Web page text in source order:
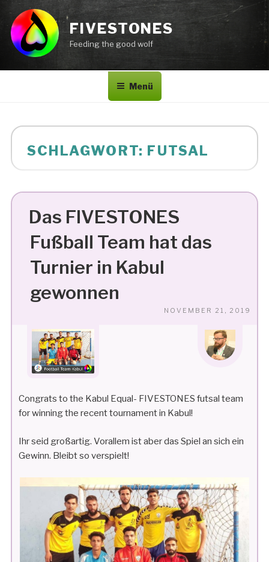
Inhalt
springen
FIVESTONES
Feeding the good wolf
Menü
SCHLAGWORT: FUTSAL
Das FIVESTONES
Fußball Team hat das
Turnier in Kabul
gewonnen
NOVEMBER 21, 2019
Congrats to the Kabul Equal- FIVESTONES futsal team
for winning the recent tournament in Kabul!
Ihr seid großartig. Vorallem ist aber das Spiel an sich ein
Gewinn. Bleibt so verspielt!